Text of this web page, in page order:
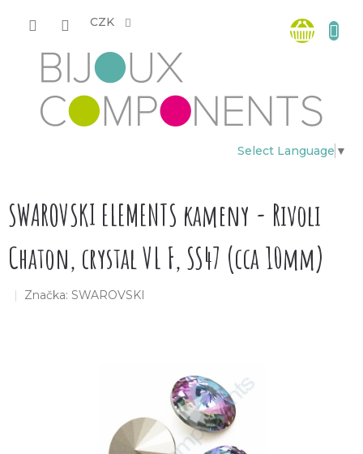
CZK
Select Language ▼
košík
SWAROVSKI ELEMENTS kameny - Rivoli
Chaton, crystal VL F, SS47 (cca 10mm)
Značka: SWAROVSKI